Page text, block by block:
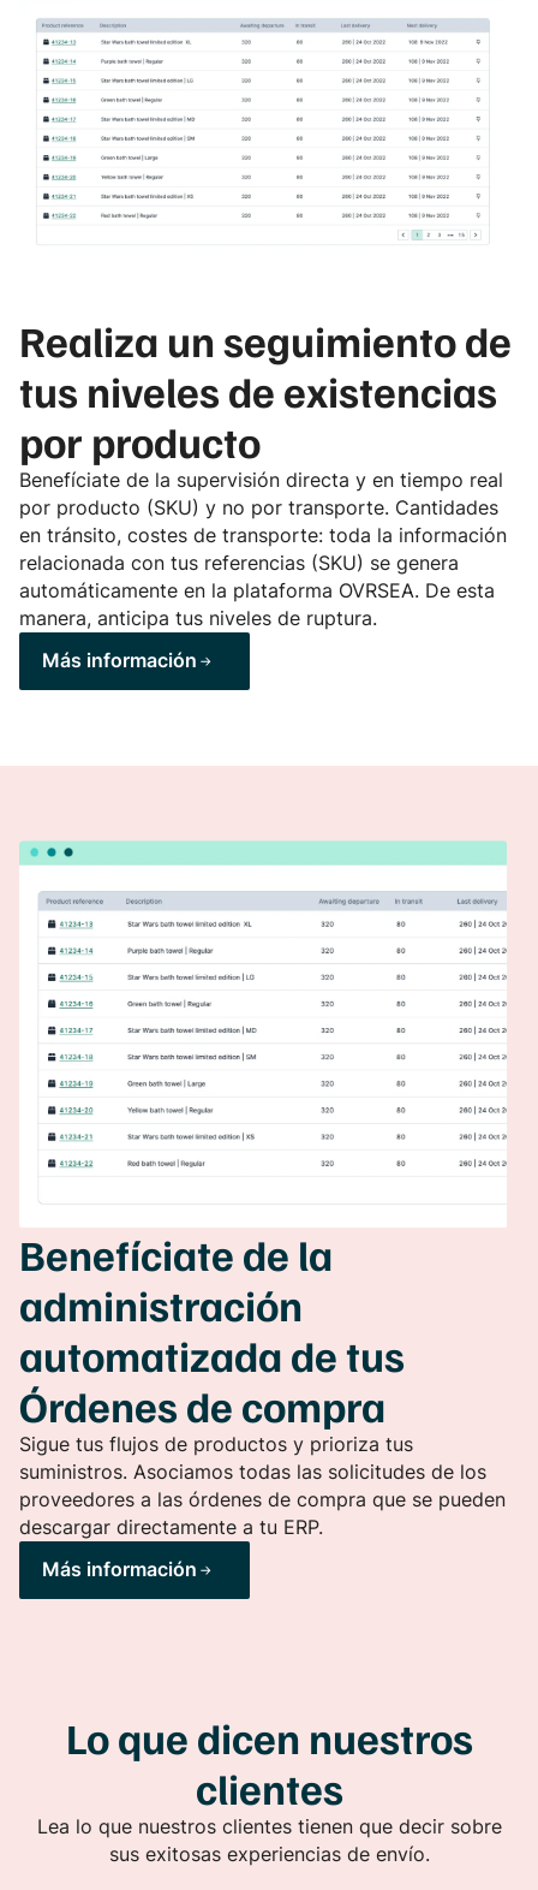
Realiza un seguimiento de
tus niveles de existencias
por producto
Benefíciate de la supervisión directa y en tiempo real
por producto (SKU) y no por transporte. Cantidades
en tránsito, costes de transporte: toda la información
relacionada con tus referencias (SKU) se genera
automáticamente en la plataforma OVRSEA. De esta
manera, anticipa tus niveles de ruptura.
Más información
Benefíciate de la
administración
automatizada de tus
Órdenes de compra
Sigue tus flujos de productos y prioriza tus
suministros. Asociamos todas las solicitudes de los
proveedores a las órdenes de compra que se pueden
descargar directamente a tu ERP.
Más información
Lo que dicen nuestros
clientes
Lea lo que nuestros clientes tienen que decir sobre
sus exitosas experiencias de envío.